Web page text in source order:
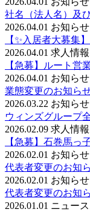
社名（法人名）及
2026.04.01 お知らせ
【✨入居者大募集
2026.04.01 求人情報
【急募】ルート営
2026.04.01 お知らせ
業態変更のお知ら
2026.03.22 お知らせ
ウィンズグループ
2026.02.09 求人情報
【急募】石巻馬っ
2026.02.01 お知らせ
代表者変更のお知
2026.02.01 お知らせ
代表者変更のお知
2026.01.01 ニュース